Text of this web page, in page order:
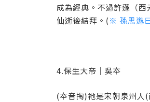
成為經典。不過許遜（
仙逝後結拜。(※ 孫思邈
4.保生大帝｜吳夲
(夲音掏)祂是宋朝泉州人